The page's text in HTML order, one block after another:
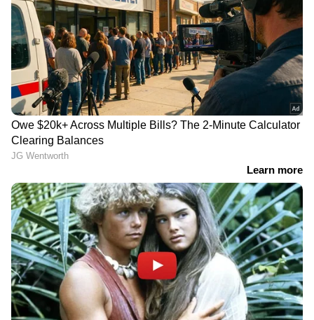
പ്രവാസലോകത്തിന്റെ സ്പന്ദനം നേരിട്ട്
അനുഭവിക്കാൻAsianet News Malayalam
ABOUT THE AUTHOR
AS Aishwarya S Babu
ഗൾഫ് യു.എ.ഇ മരണം